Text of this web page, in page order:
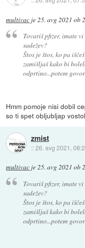
multivac je25. avg 2021 ob
Tovariš pfizer, imate
sadežev?
Štos je štos, ko pa
zamišljaš kako bi
odprtino...potem
Hmm pomoje nisi dobil
so ti spet obljubljap
zmist
::26. avg 2021,
multivac je25. avg 2021 ob
Tovariš pfizer, imate
sadežev?
Štos je štos, ko pa
zamišljaš kako bi
odprtino...potem